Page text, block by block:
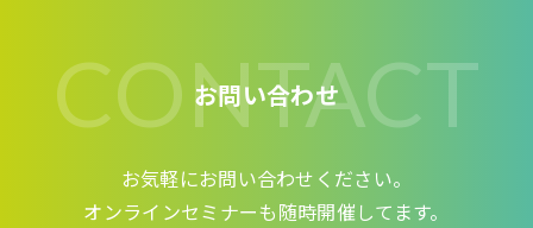
CONTACT
お問い合わせ
お気軽にお問い合わせください。
オンラインセミナーも随時開催してます。